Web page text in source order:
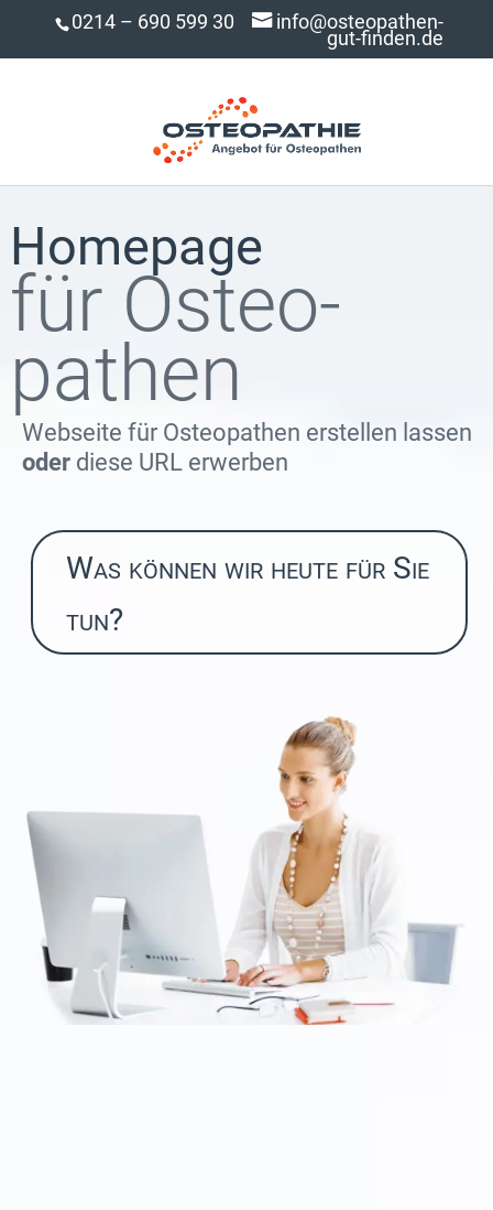
0214 – 690 599 30 info@osteopathen-
gut-finden.de
Homepage
für Osteo­
pathen
Webseite für Osteopathen erstellen lassen
oderdiese URL erwerben
Was können wir heute für Sie
tun?